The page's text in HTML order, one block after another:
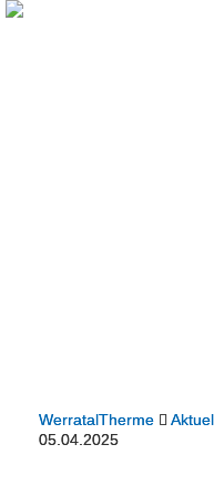
WerratalTherme
05.04.2025